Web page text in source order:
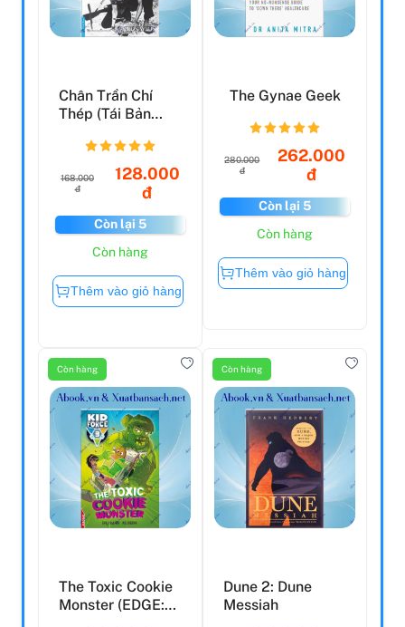
Chân Trần Chí
Thép (Tái Bản
168.000
đ
128.000
đ
Còn lại 5
Còn hàng
Thêm vào giỏ hàng
The Gynae Geek
280.000
đ
262.000
đ
Còn lại 5
Còn hàng
Thêm vào giỏ hàng
Còn hàng
The Toxic Cookie
Monster (EDGE:
Còn hàng
Dune 2: Dune
Messiah